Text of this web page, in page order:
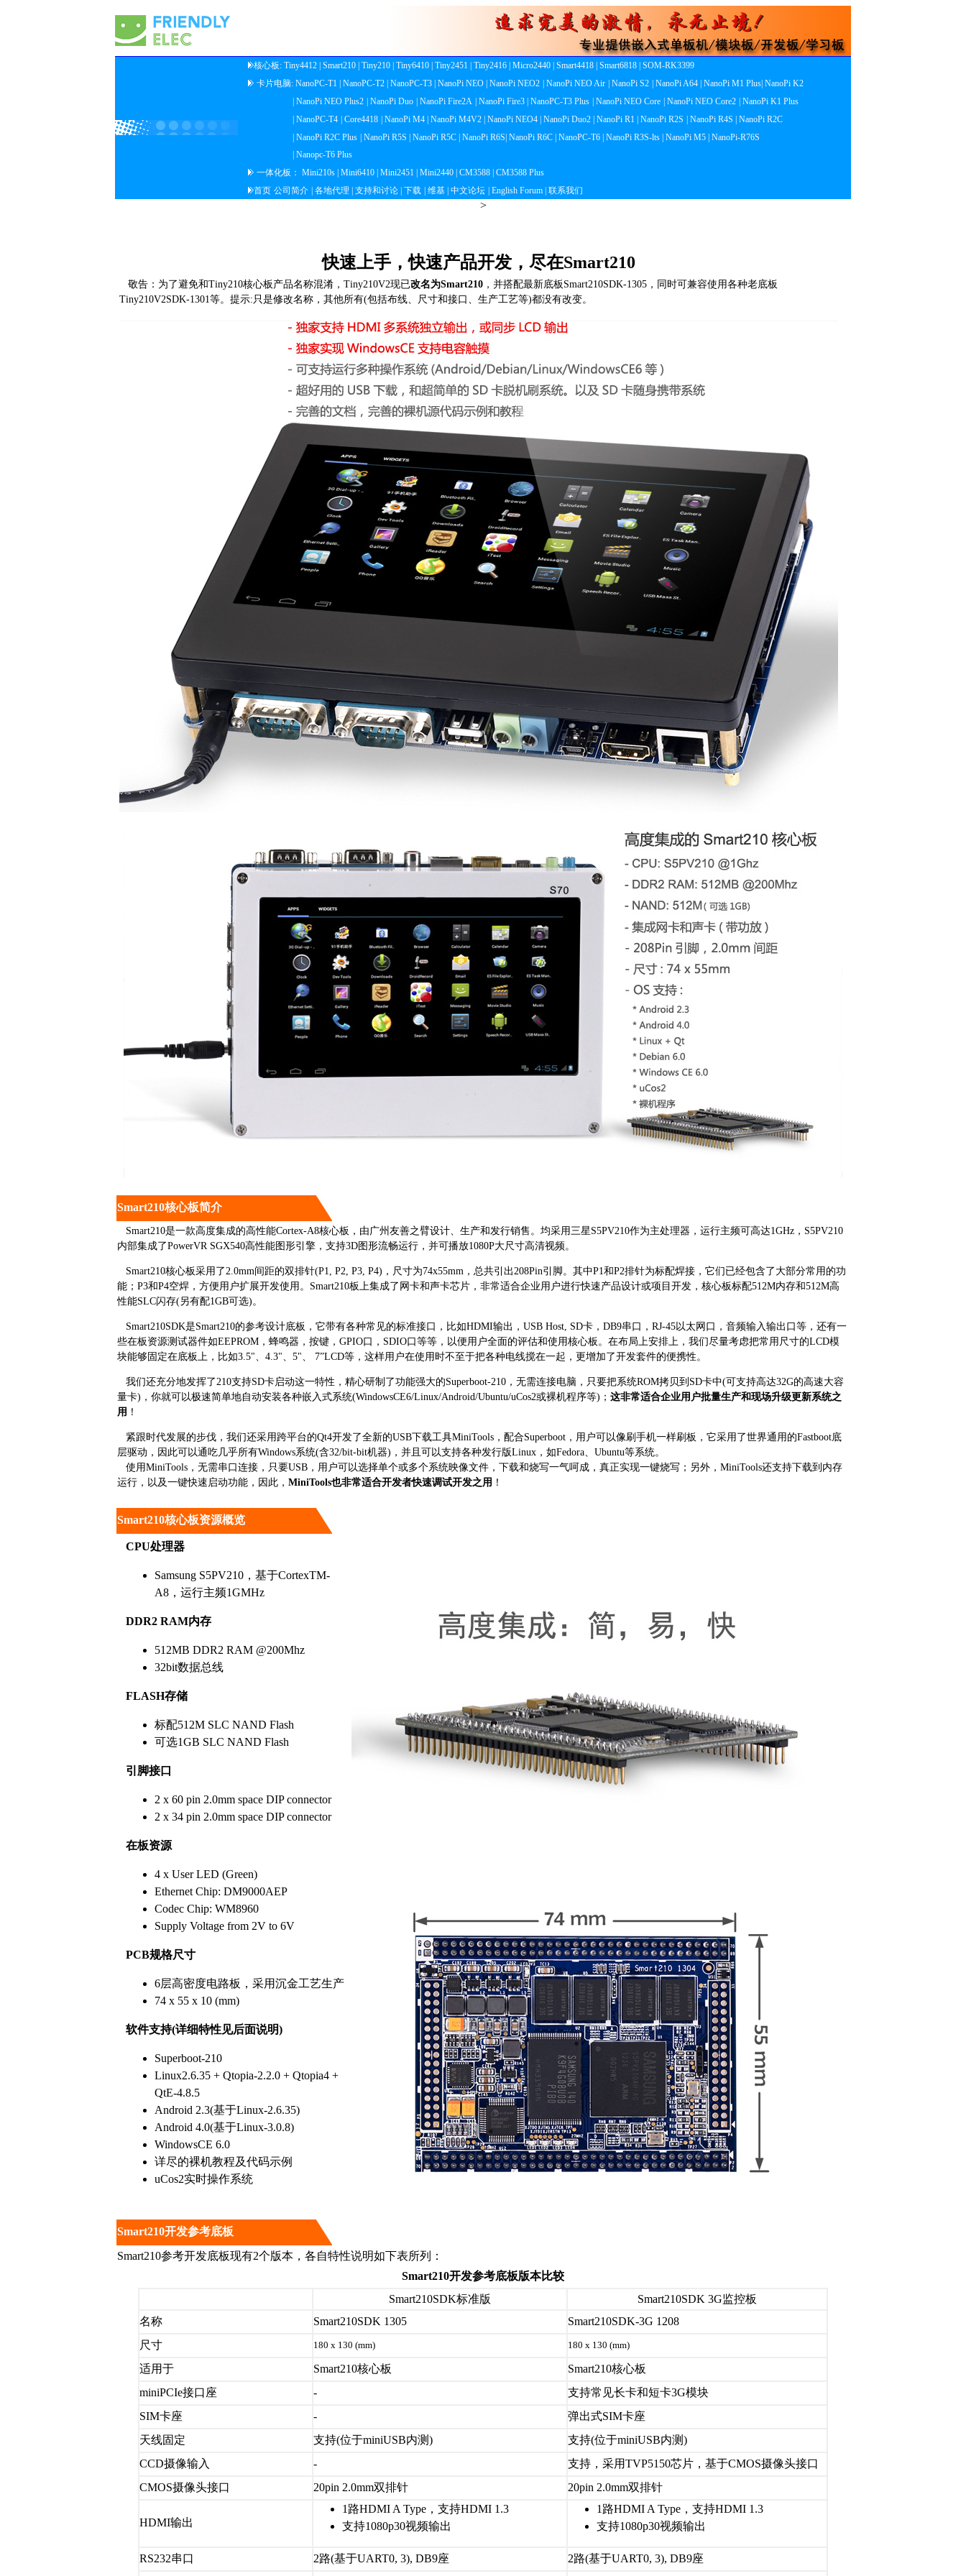
核心板: Tiny4412 | Smart210 | Tiny210 | Tiny6410 | Tiny2451 | Tiny2416 | Micro2440 | Smart4418 | Smart6818 | SOM-RK3399
卡片电脑: NanoPC-T1 | NanoPC-T2 | NanoPC-T3 | NanoPi NEO | NanoPi NEO2 | NanoPi NEO Air | NanoPi S2 | NanoPi A64 | NanoPi M1 Plus | NanoPi K2
| NanoPi NEO Plus2
| NanoPi Duo | NanoPi Fire2A | NanoPi Fire3 | NanoPC-T3 Plus | NanoPi NEO Core | NanoPi NEO Core2
| NanoPi K1 Plus
| NanoPC-T4
| Core4418 | NanoPi M4 | NanoPi M4V2 | NanoPi NEO4 | NanoPi Duo2 | NanoPi R1 | NanoPi R2S | NanoPi R4S
| NanoPi R2C
| NanoPi R2C Plus
| NanoPi R5S | NanoPi R5C | NanoPi R6S | NanoPi R6C | NanoPC-T6 | NanoPi R3S-lts | NanoPi M5 | NanoPi-R76S
| Nanopc-T6 Plus
一体化板： Mini210s | Mini6410 | Mini2451 | Mini2440 | CM3588 | CM3588 Plus
首页 公司简介 | 各地代理 | 支持和讨论 | 下载 | 维基 | 中文论坛 | English Forum | 联系我们
>
快速上手，快速产品开发，尽在Smart210
敬告：为了避免和Tiny210核心板产品名称混淆，Tiny210V2现已改名为Smart210 ，并搭配最新底板Smart210SDK-1305，同时可兼容使用各种老底板
Tiny210V2SDK-1301等。提示:只是修改名称，其他所有(包括布线、尺寸和接口、生产工艺等)都没有改变。
Smart210核心板简介
Smart210是一款高度集成的高性能Cortex-A8核心板，由广州友善之臂设计、生产和发行销售。均采用三星S5PV210作为主处理器，运行主频可高达1GHz，S5PV210
内部集成了PowerVR SGX540高性能图形引擎，支持3D图形流畅运行，并可播放1080P大尺寸高清视频。
Smart210核心板采用了2.0mm间距的双排针(P1, P2, P3, P4)，尺寸为74x55mm，总共引出208Pin引脚。其中P1和P2排针为标配焊接，它们已经包含了大部分常用的功
能；P3和P4空焊，方便用户扩展开发使用。Smart210板上集成了网卡和声卡芯片，非常适合企业用户进行快速产品设计或项目开发，核心板标配512M内存和512M高
性能SLC闪存(另有配1GB可选)。
Smart210SDK是Smart210的参考设计底板，它带有各种常见的标准接口，比如HDMI输出，USB Host, SD卡，DB9串口，RJ-45以太网口，音频输入输出口等，还有一
些在板资源测试器件如EEPROM，蜂鸣器，按键，GPIO口，SDIO口等等，以便用户全面的评估和使用核心板。在布局上安排上，我们尽量考虑把常用尺寸的LCD模
块能够固定在底板上，比如3.5"、4.3"、5"、 7”LCD等，这样用户在使用时不至于把各种电线搅在一起，更增加了开发套件的便携性。
我们还充分地发挥了210支持SD卡启动这一特性，精心研制了功能强大的Superboot-210，无需连接电脑，只要把系统ROM拷贝到SD卡中(可支持高达32G的高速大容
量卡)，你就可以极速简单地自动安装各种嵌入式系统(WindowsCE6/Linux/Android/Ubuntu/uCos2或裸机程序等)； 这非常适合企业用户批量生产和现场升级更新系统之
用 ！
紧跟时代发展的步伐，我们还采用跨平台的Qt4开发了全新的USB下载工具MiniTools，配合Superboot，用户可以像刷手机一样刷板，它采用了世界通用的Fastboot底
层驱动，因此可以通吃几乎所有Windows系统(含32/bit-bit机器)，并且可以支持各种发行版Linux，如Fedora、Ubuntu等系统。
使用MiniTools，无需串口连接，只要USB，用户可以选择单个或多个系统映像文件，下载和烧写一气呵成，真正实现一键烧写；另外，MiniTools还支持下载到内存
运行，以及一键快速启动功能，因此， MiniTools也非常适合开发者快速调试开发之用 ！
Smart210核心板资源概览
CPU处理器
Samsung S5PV210，基于CortexTM-
A8，运行主频1GMHz
DDR2 RAM内存
512MB DDR2 RAM @200Mhz
32bit数据总线
FLASH存储
标配512M SLC NAND Flash
可选1GB SLC NAND Flash
引脚接口
2 x 60 pin 2.0mm space DIP connector
2 x 34 pin 2.0mm space DIP connector
在板资源
4 x User LED (Green)
Ethernet Chip: DM9000AEP
Codec Chip: WM8960
Supply Voltage from 2V to 6V
PCB规格尺寸
6层高密度电路板，采用沉金工艺生产
74 x 55 x 10 (mm)
软件支持(详细特性见后面说明)
Superboot-210
Linux2.6.35 + Qtopia-2.2.0 + Qtopia4 +
QtE-4.8.5
Android 2.3(基于Linux-2.6.35)
Android 4.0(基于Linux-3.0.8)
WindowsCE 6.0
详尽的裸机教程及代码示例
uCos2实时操作系统
Smart210开发参考底板
Smart210参考开发底板现有2个版本，各自特性说明如下表所列：
Smart210开发参考底板版本比较
Smart210SDK标准版
Smart210SDK 3G监控板
名称
Smart210SDK 1305
Smart210SDK-3G 1208
尺寸
180 x 130 (mm) 180 x 130 (mm)
适用于 Smart210核心板
Smart210核心板
miniPCIe接口座
-
支持常见长卡和短卡3G模块
SIM卡座
-
弹出式SIM卡座
天线固定
支持(位于miniUSB内测)
支持(位于miniUSB内测)
CCD摄像输入
-
支持，采用TVP5150芯片，基于CMOS摄像头接口
CMOS摄像头接口
20pin 2.0mm双排针 20pin 2.0mm双排针
HDMI输出
1路HDMI A Type，支持HDMI 1.3
支持1080p30视频输出
1路HDMI A Type，支持HDMI 1.3
支持1080p30视频输出
RS232串口 2路(基于UART0, 3), DB9座 2路(基于UART0, 3), DB9座